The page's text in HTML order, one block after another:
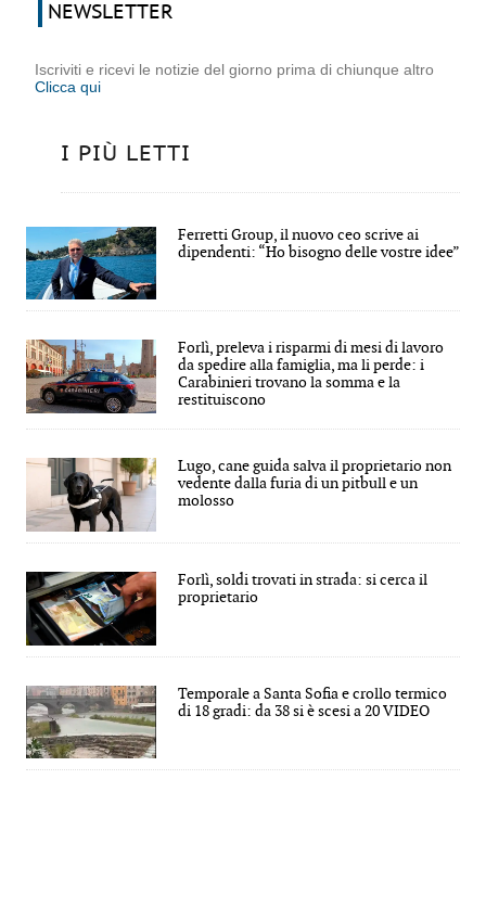
NEWSLETTER
Iscriviti e ricevi le notizie del giorno prima di chiunque altro
Clicca qui
I PIÙ LETTI
Ferretti Group, il nuovo ceo scrive ai
dipendenti: “Ho bisogno delle vostre idee”
Forlì, preleva i risparmi di mesi di lavoro
da spedire alla famiglia, ma li perde: i
Carabinieri trovano la somma e la
restituiscono
Lugo, cane guida salva il proprietario non
vedente dalla furia di un pitbull e un
molosso
Forlì, soldi trovati in strada: si cerca il
proprietario
Temporale a Santa Sofia e crollo termico
di 18 gradi: da 38 si è scesi a 20 VIDEO